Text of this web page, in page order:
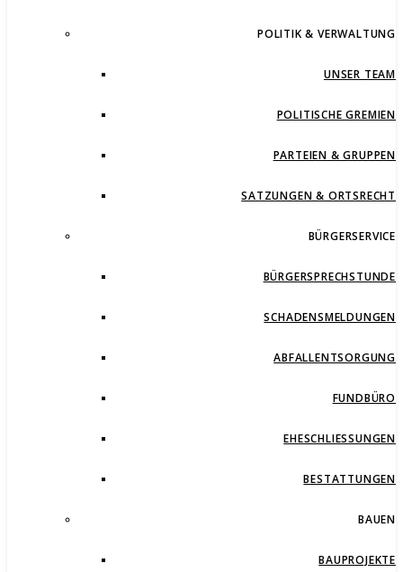
POLITIK & VERWALTUNG
UNSER TEAM
POLITISCHE GREMIEN
PARTEIEN & GRUPPEN
SATZUNGEN & ORTSRECHT
BÜRGERSERVICE
BÜRGERSPRECHSTUNDE
SCHADENSMELDUNGEN
ABFALLENTSORGUNG
FUNDBÜRO
EHESCHLIESSUNGEN
BESTATTUNGEN
BAUEN
BAUPROJEKTE